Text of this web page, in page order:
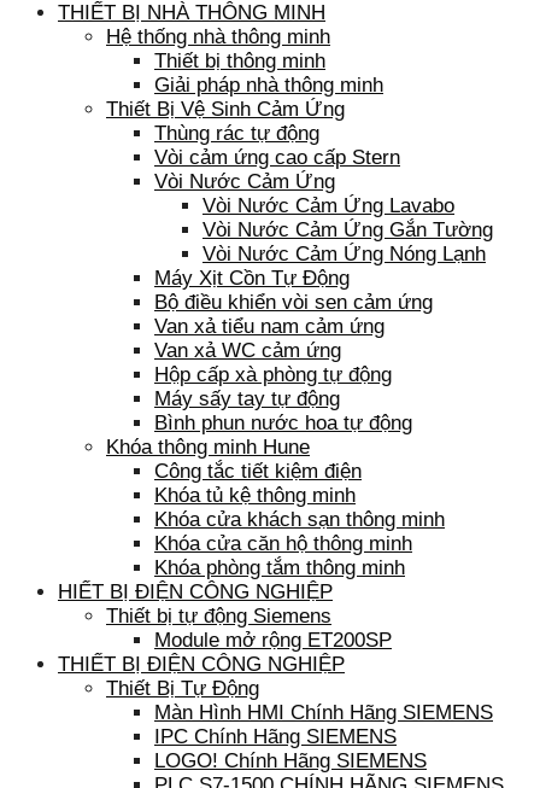
THIẾT BỊ NHÀ THÔNG MINH
Hệ thống nhà thông minh
Thiết bị thông minh
Giải pháp nhà thông minh
Thiết Bị Vệ Sinh Cảm Ứng
Thùng rác tự động
Vòi cảm ứng cao cấp Stern
Vòi Nước Cảm Ứng
Vòi Nước Cảm Ứng Lavabo
Vòi Nước Cảm Ứng Gắn Tường
Vòi Nước Cảm Ứng Nóng Lạnh
Máy Xịt Cồn Tự Động
Bộ điều khiển vòi sen cảm ứng
Van xả tiểu nam cảm ứng
Van xả WC cảm ứng
Hộp cấp xà phòng tự động
Máy sấy tay tự động
Bình phun nước hoa tự động
Khóa thông minh Hune
Công tắc tiết kiệm điện
Khóa tủ kệ thông minh
Khóa cửa khách sạn thông minh
Khóa cửa căn hộ thông minh
Khóa phòng tắm thông minh
HIẾT BỊ ĐIỆN CÔNG NGHIỆP
Thiết bị tự động Siemens
Module mở rộng ET200SP
THIẾT BỊ ĐIỆN CÔNG NGHIỆP
Thiết Bị Tự Động
Màn Hình HMI Chính Hãng SIEMENS
IPC Chính Hãng SIEMENS
LOGO! Chính Hãng SIEMENS